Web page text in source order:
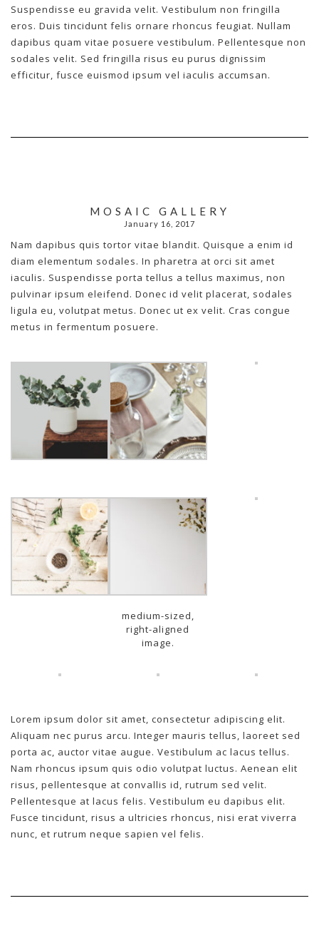
Suspendisse eu gravida velit. Vestibulum non fringilla
eros. Duis tincidunt felis ornare rhoncus feugiat. Nullam
dapibus quam vitae posuere vestibulum. Pellentesque non
sodales velit. Sed fringilla risus eu purus dignissim
efficitur, fusce euismod ipsum vel iaculis accumsan.
MOSAIC GALLERY
January 16, 2017
Nam dapibus quis tortor vitae blandit. Quisque a enim id
diam elementum sodales. In pharetra at orci sit amet
iaculis. Suspendisse porta tellus a tellus maximus, non
pulvinar ipsum eleifend. Donec id velit placerat, sodales
ligula eu, volutpat metus. Donec ut ex velit. Cras congue
metus in fermentum posuere.
medium-sized,
right-aligned
image.
Lorem ipsum dolor sit amet, consectetur adipiscing elit.
Aliquam nec purus arcu. Integer mauris tellus, laoreet sed
porta ac, auctor vitae augue. Vestibulum ac lacus tellus.
Nam rhoncus ipsum quis odio volutpat luctus. Aenean elit
risus, pellentesque at convallis id, rutrum sed velit.
Pellentesque at lacus felis. Vestibulum eu dapibus elit.
Fusce tincidunt, risus a ultricies rhoncus, nisi erat viverra
nunc, et rutrum neque sapien vel felis.